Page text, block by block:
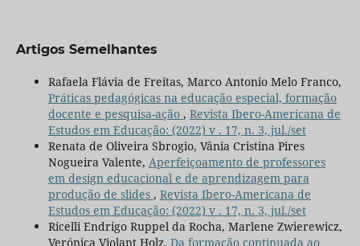
Artigos Semelhantes
Rafaela Flávia de Freitas, Marco Antonio Melo Franco,
Práticas pedagógicas na educação especial, formação
docente e pesquisa-ação , Revista Ibero-Americana de
Estudos em Educação: (2022) v . 17, n. 3, jul./set
Renata de Oliveira Sbrogio, Vânia Cristina Pires
Nogueira Valente, Aperfeiçoamento de professores
em design educacional e de aprendizagem para
produção de slides , Revista Ibero-Americana de
Estudos em Educação: (2022) v . 17, n. 3, jul./set
Ricelli Endrigo Ruppel da Rocha, Marlene Zwierewicz,
Verónica Violant Holz, Da formação continuada ao